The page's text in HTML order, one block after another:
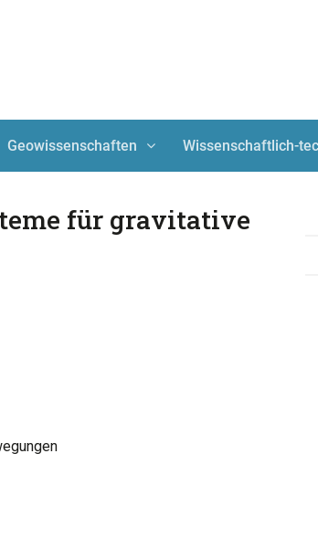
Geowissenschaften Wissenschaftlich-
für gravitative